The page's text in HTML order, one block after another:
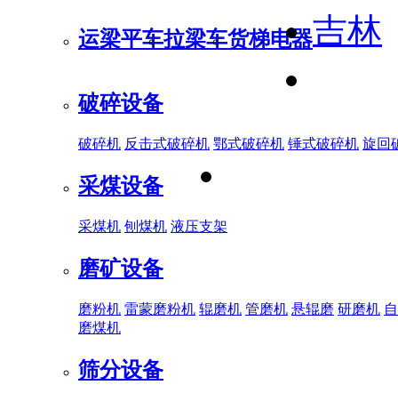
运梁平车拉梁车货梯电器
破碎设备
破碎机 反击式破碎机 鄂式破碎机 锤式破碎机 旋回
采煤设备
采煤机 刨煤机 液压支架
磨矿设备
磨粉机 雷蒙磨粉机 辊磨机 管磨机 悬辊磨 研磨机
磨煤机
筛分设备
吉林